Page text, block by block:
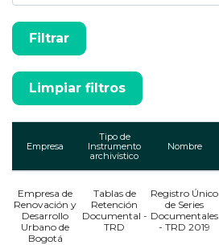
Empresa
Tipo de
Instrumento
archivístico
Nombre
Empresa de
Renovación y
Desarrollo
Urbano de
Bogotá
Tablas de
Retención
Documental -
TRD
Registro Único
de Series
Documentales
- TRD 2019